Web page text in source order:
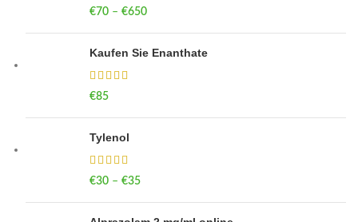
€70 – €650
Kaufen Sie Enanthate
€85
Tylenol
€30 – €35